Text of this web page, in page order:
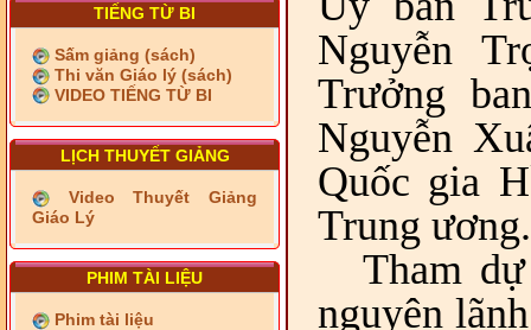
TIẾNG TỪ BI
Sấm giảng (sách)
Thi văn Giáo lý (sách)
VIDEO TIẾNG TỪ BI
LỊCH THUYẾT GIẢNG
Video Thuyết Giảng
Giáo Lý
PHIM TÀI LIỆU
Phim tài liệu
Nguyễn
Trưởng
Nguyễn
Quốc gia
Trung ương.
Tham
nguyên